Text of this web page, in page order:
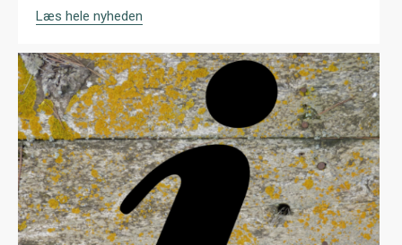
Læs hele nyheden